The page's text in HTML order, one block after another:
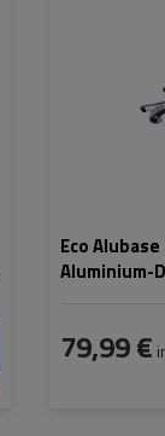
Eco
Aluminium-
79,99 €